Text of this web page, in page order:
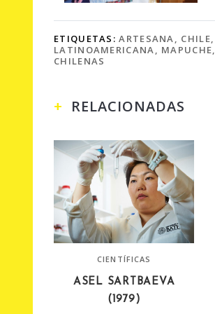
ETIQUETAS:ARTESANA, CHILE,
LATINOAMERICANA, MAPUCHE,
CHILENAS
RELACIONADAS
CIENTÍFICAS
ASEL SARTBAEVA
(1979)